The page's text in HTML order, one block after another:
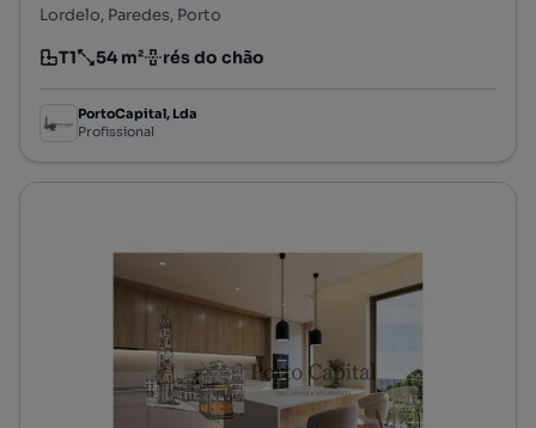
Lordelo, Paredes, Porto
Tipologia
T1
Preço por metro quadrado
54 m²
Andar rés do chão
PortoCapital, Lda
Profissional